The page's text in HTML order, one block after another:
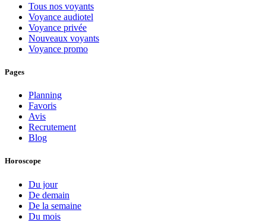
Tous nos voyants
Voyance audiotel
Voyance privée
Nouveaux voyants
Voyance promo
Pages
Planning
Favoris
Avis
Recrutement
Blog
Horoscope
Du jour
De demain
De la semaine
Du mois